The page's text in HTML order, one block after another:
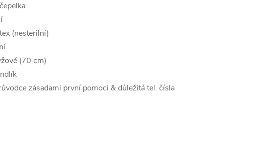
(nesterilní)
(70 cm)
zásadami první pomoci & důležitá tel. čísla